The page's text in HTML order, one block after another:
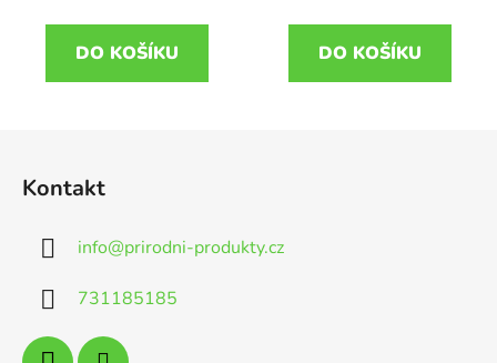
DO KOŠÍKU DO KOŠÍKU
Kontakt
info@prirodni-produkty.cz
731185185